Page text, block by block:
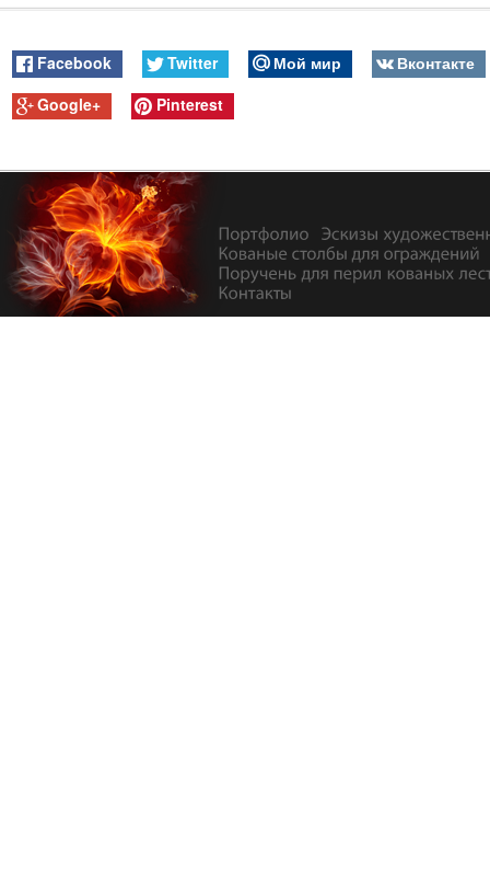
Facebook Twitter Мой мир
Вконтакте
Google+
Pinterest